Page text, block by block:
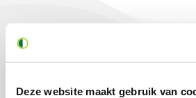
Deze website maakt gebruik van
Gerelateerde